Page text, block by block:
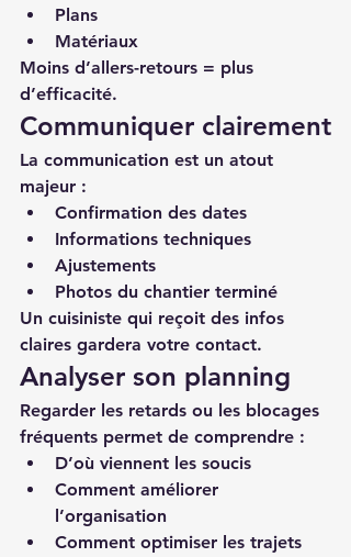
Plans
Matériaux
Moins d’allers-retours = plus
d’efficacité.
Communiquer clairement
La communication est un atout
majeur :
Confirmation des dates
Informations techniques
Ajustements
Photos du chantier terminé
Un cuisiniste qui reçoit des infos
claires gardera votre contact.
Analyser son planning
Regarder les retards ou les blocages
fréquents permet de comprendre :
D’où viennent les soucis
Comment améliorer
l’organisation
Comment optimiser les trajets